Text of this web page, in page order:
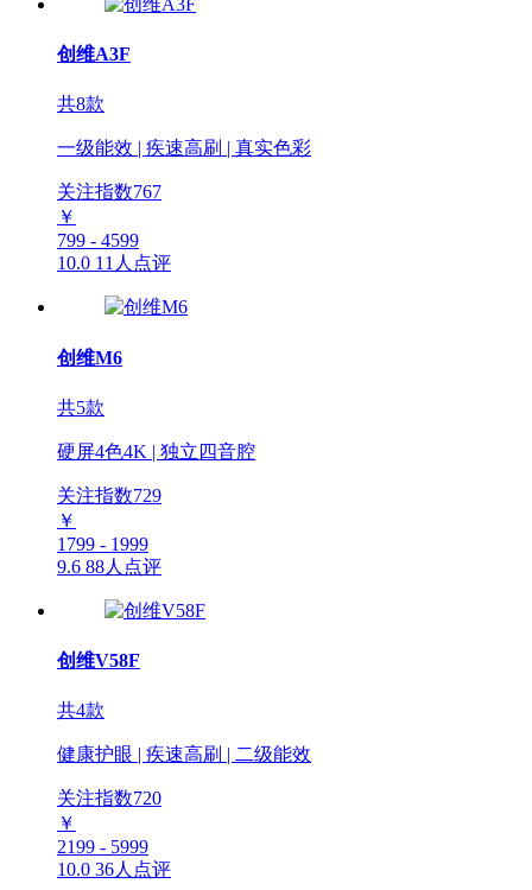
创维A3F
共8款
一级能效 | 疾速高刷 | 真实色彩
关注指数767
￥
799 - 4599
10.0 11人点评
创维M6
共5款
硬屏4色4K | 独立四音腔
关注指数729
￥
1799 - 1999
9.6 88人点评
创维V58F
共4款
健康护眼 | 疾速高刷 | 二级能效
关注指数720
￥
2199 - 5999
10.0 36人点评